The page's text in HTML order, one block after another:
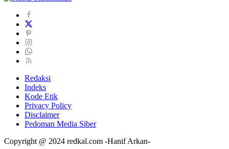
Redaksi
Indeks
Kode Etik
Privacy Policy
Disclaimer
Pedoman Media Siber
Copyright @ 2024 redkal.com -Hanif Arkan-